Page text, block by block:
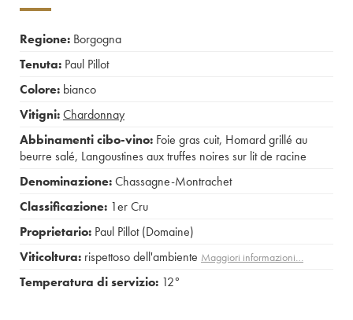
Regione: Borgogna
Tenuta: Paul Pillot
Colore: bianco
Vitigni:Chardonnay
Abbinamenti cibo-vino: Foie gras cuit, Homard grillé au
beurre salé, Langoustines aux truffes noires sur lit de racine
Denominazione:Chassagne-Montrachet
Classificazione: 1er Cru
Proprietario: Paul Pillot (Domaine)
Viticoltura: rispettoso dell'ambiente Maggiori informazioni…
Temperatura di servizio: 12°